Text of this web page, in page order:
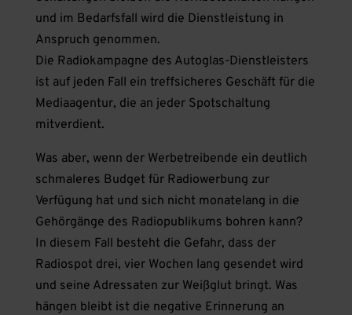
und im Bedarfsfall wird die Dienstleistung in
Anspruch genommen.
Die Radiokampagne des Autoglas-Dienstleisters
ist auf jeden Fall ein treffsicheres Geschäft für die
Mediaagentur, die an jeder Spotschaltung
mitverdient.
Was aber, wenn der Werbetreibende ein deutlich
schmaleres Budget für Radiowerbung zur
Verfügung hat und sich nicht monatelang in die
Gehörgänge des Radiopublikums bohren kann?
In diesem Fall besteht die Gefahr, dass der
Radiospot drei, vier Wochen lang gesendet wird
und seine Adressaten zur Weißglut bringt. Was
hängen bleibt ist die negative Erinnerung an